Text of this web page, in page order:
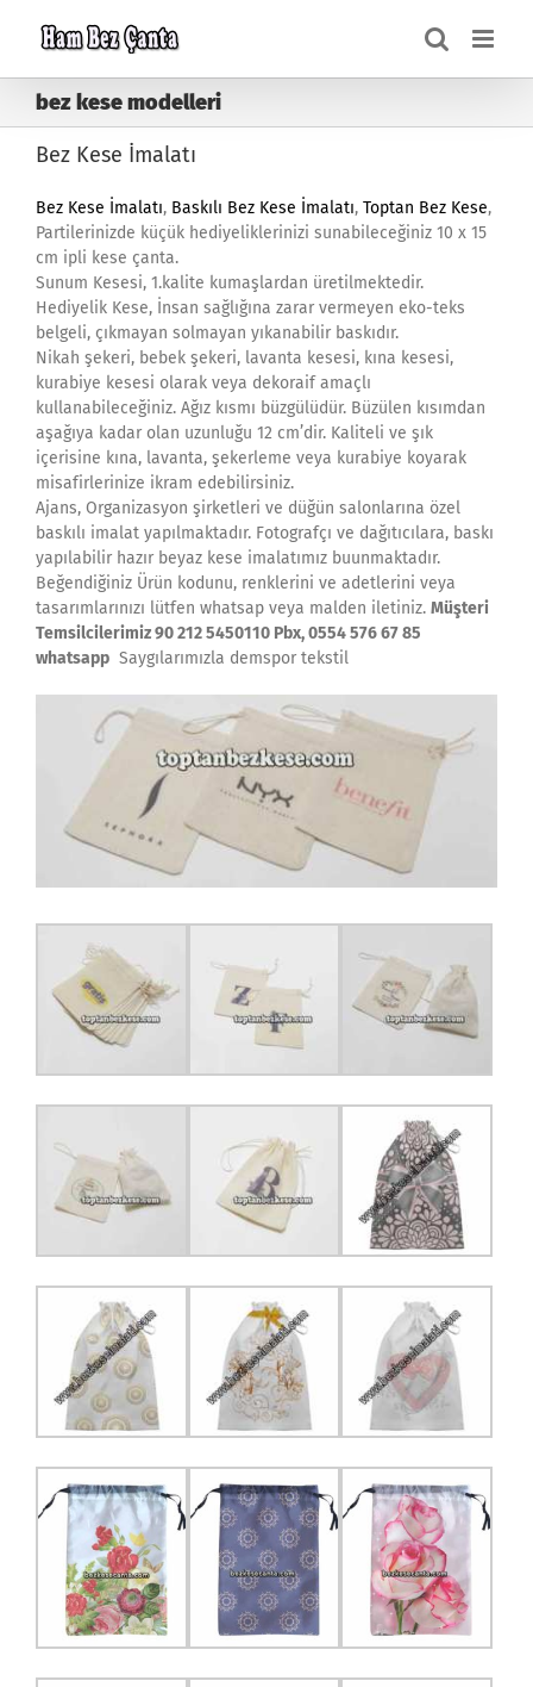
bez kese modelleri
Bez Kese İmalatı
Bez Kese İmalatı, Baskılı Bez Kese İmalatı, Toptan Bez Kese,
Partilerinizde küçük hediyeliklerinizi sunabileceğiniz 10 x 15
cm ipli kese çanta.
Sunum Kesesi, 1.kalite kumaşlardan üretilmektedir.
Hediyelik Kese, İnsan sağlığına zarar vermeyen eko-teks
belgeli, çıkmayan solmayan yıkanabilir baskıdır.
Nikah şekeri, bebek şekeri, lavanta kesesi, kına kesesi,
kurabiye kesesi olarak veya dekoraif amaçlı
kullanabileceğiniz. Ağız kısmı büzgülüdür. Büzülen kısımdan
aşağıya kadar olan uzunluğu 12 cm’dir. Kaliteli ve şık
içerisine kına, lavanta, şekerleme veya kurabiye koyarak
misafirlerinize ikram edebilirsiniz.
Ajans, Organizasyon şirketleri ve düğün salonlarına özel
baskılı imalat yapılmaktadır. Fotografçı ve dağıtıcılara, baskı
yapılabilir hazır beyaz kese imalatımız buunmaktadır.
Beğendiğiniz Ürün kodunu, renklerini ve adetlerini veya
tasarımlarınızı lütfen whatsap veya malden iletiniz. Müşteri
Temsilcilerimiz 90 212 5450110 Pbx, 0554 576 67 85
whatsapp Saygılarımızla demspor tekstil